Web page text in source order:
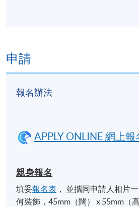
申請
報名辦法
APPLY ONLINE 網上報
親身報名
填妥報名表 ， 並攜同申請人相片
何裝飾，45mm（闊） x 55mm（